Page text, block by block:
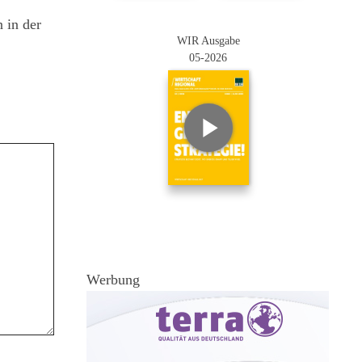
in der
WIR Ausgabe
05-2026
Werbung